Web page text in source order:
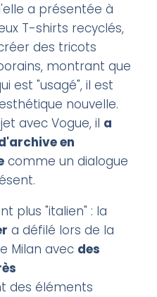
a présentée à
T-shirts recyclés,
des tricots
montrant que
est "usagé", il est
nouvelle.
avec Vogue, il a
en
comme un dialogue
plus "italien" : la
a défilé lors de la
Milan avec des
des éléments